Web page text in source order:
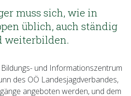
muss sich, wie in
üblich, auch ständig
weiterbilden.
und Informationszentrum
des OÖ Landesjagdverbandes,
angeboten werden, und dem